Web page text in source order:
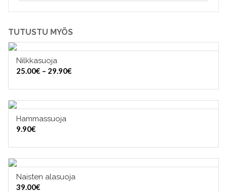
TUTUSTU MYÖS
Nilkkasuoja
25.00€ – 29.90€
-
29.90€
Hammassuoja
9.90€
Naisten alasuoja
39.00€